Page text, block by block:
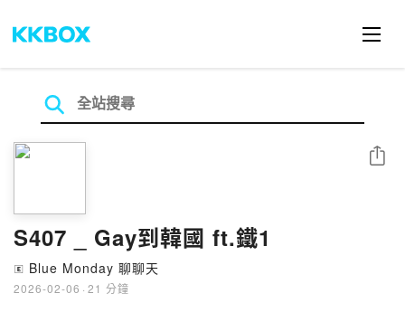
S407 _ Gay到韓國 ft.鐵1
🄴 Blue Monday 聊聊天
2026-02-06 · 21 分鐘
分享